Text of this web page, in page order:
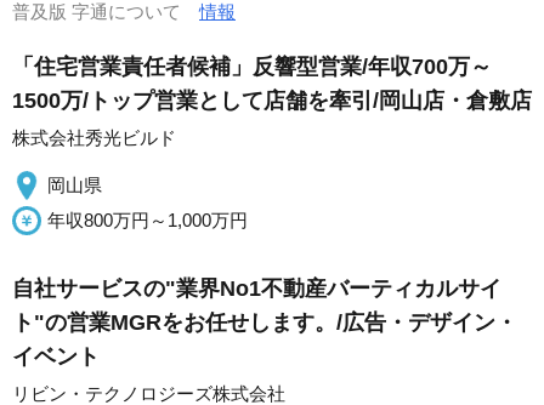
普及版 字通について情報
「住宅営業責任者候補」反響型営業/年収700万～
1500万/トップ営業として店舗を牽引/岡山店・倉敷店
株式会社秀光ビルド
岡山県
年収800万円～1,000万円
自社サービスの"業界No1不動産バーティカルサイ
ト"の営業MGRをお任せします。/広告・デザイン・
イベント
リビン・テクノロジーズ株式会社